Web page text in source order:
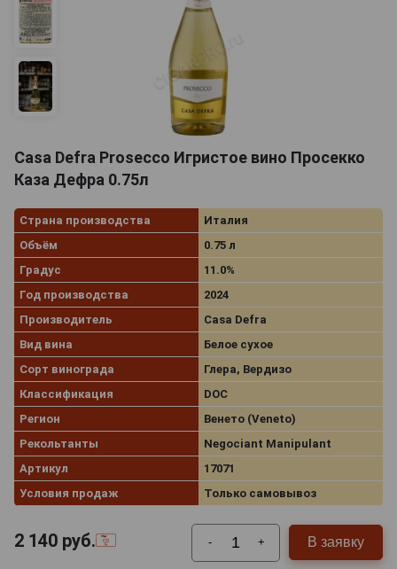
Casa Defra Prosecco Игристое вино Просекко
Каза Дефра 0.75л
Страна производства
Италия
Объём
0.75 л
Градус
11.0%
Год производства
2024
Производитель
Casa Defra
Вид вина
Белое сухое
Сорт винограда
Глера, Вердизо
Классификация
DOC
Регион
Венето (Veneto)
Рекольтанты
Negociant Manipulant
Артикул
17071
Условия продаж
Только самовывоз
2 140 руб. - + В заявку